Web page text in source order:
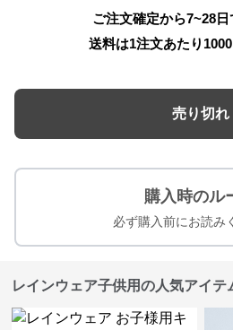
ご注文確定から7~28
送料は1注文あたり 1000
売り切れ
購入時のル
必ず購入前にお読み
レインウェア子供用の人気アイテ